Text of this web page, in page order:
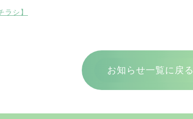
ラシ】
お知らせ一覧に戻る